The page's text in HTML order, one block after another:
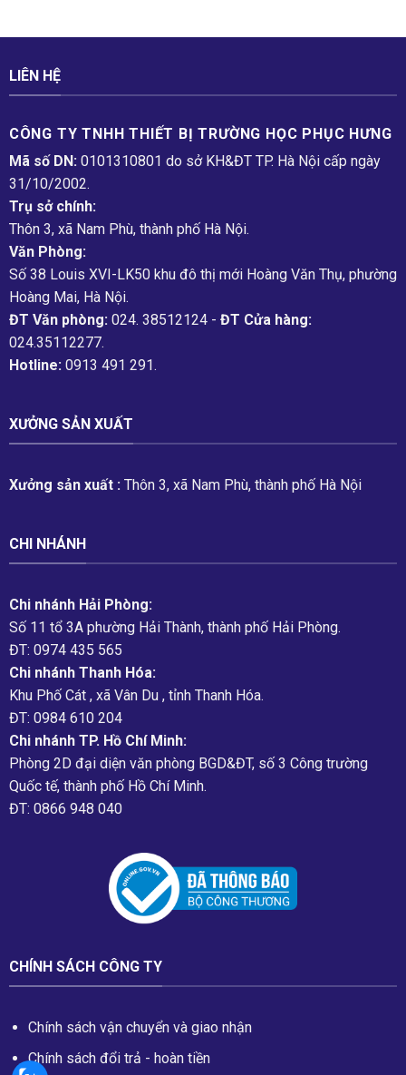
LIÊN HỆ
CÔNG TY TNHH THIẾT BỊ TRƯỜNG HỌC PHỤC H­ƯNG
Mã số DN: 0101310801 do sở KH&ĐT TP. Hà Nội cấp ngày
31/10/2002.
Trụ sở chính:
Thôn 3, xã Nam Phù, thành phố Hà Nội.
Văn Phòng:
Số 38 Louis XVI-LK50 khu đô thị mới Hoàng Văn Thụ, phường
Hoàng Mai, Hà Nội.
ĐT Văn phòng:024. 38512124 - ĐT Cửa hàng:
024.35112277.
Hotline:0913 491 291.
XƯỞNG SẢN XUẤT
Xưởng sản xuất :Thôn 3, xã Nam Phù, thành phố Hà Nội
CHI NHÁNH
Chi nhánh Hải Phòng:
Số 11 tổ 3A phường Hải Thành, thành phố Hải Phòng.
ĐT: 0974 435 565
Chi nhánh Thanh Hóa:
Khu Phố Cát , xã Vân Du , tỉnh Thanh Hóa.
ĐT: 0984 610 204
Chi nhánh TP. Hồ Chí Minh:
Phòng 2D đại diện văn phòng BGD&ĐT, số 3 Công trường
Quốc tế, thành phố Hồ Chí Minh.
ĐT: 0866 948 040
CHÍNH SÁCH CÔNG TY
Chính sách vận chuyển và giao nhận
Chính sách đổi trả - hoàn tiền